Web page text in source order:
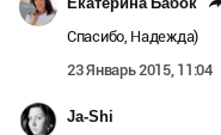
Спасибо, Надежда)
23 Январь 2015, 11:04
Ja-Shi